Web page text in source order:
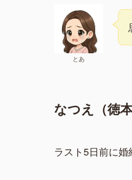
とあ
なつえ（徳
ラスト5日前に婚